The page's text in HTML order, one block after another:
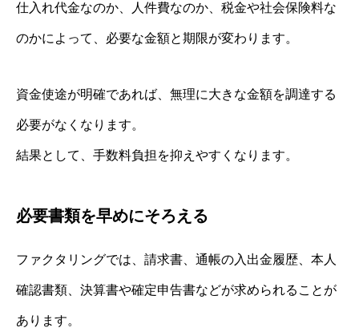
仕入れ代金なのか、人件費なのか、税金や社会保険料な
のかによって、必要な金額と期限が変わります。
資金使途が明確であれば、無理に大きな金額を調達する
必要がなくなります。
結果として、手数料負担を抑えやすくなります。
必要書類を早めにそろえる
ファクタリングでは、請求書、通帳の入出金履歴、本人
確認書類、決算書や確定申告書などが求められることが
あります。